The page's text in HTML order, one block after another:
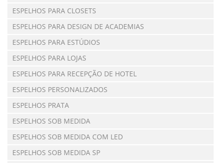
ESPELHOS PARA CLOSETS
ESPELHOS PARA DESIGN DE ACADEMIAS
ESPELHOS PARA ESTÚDIOS
ESPELHOS PARA LOJAS
ESPELHOS PARA RECEPÇÃO DE HOTEL
ESPELHOS PERSONALIZADOS
ESPELHOS PRATA
ESPELHOS SOB MEDIDA
ESPELHOS SOB MEDIDA COM LED
ESPELHOS SOB MEDIDA SP